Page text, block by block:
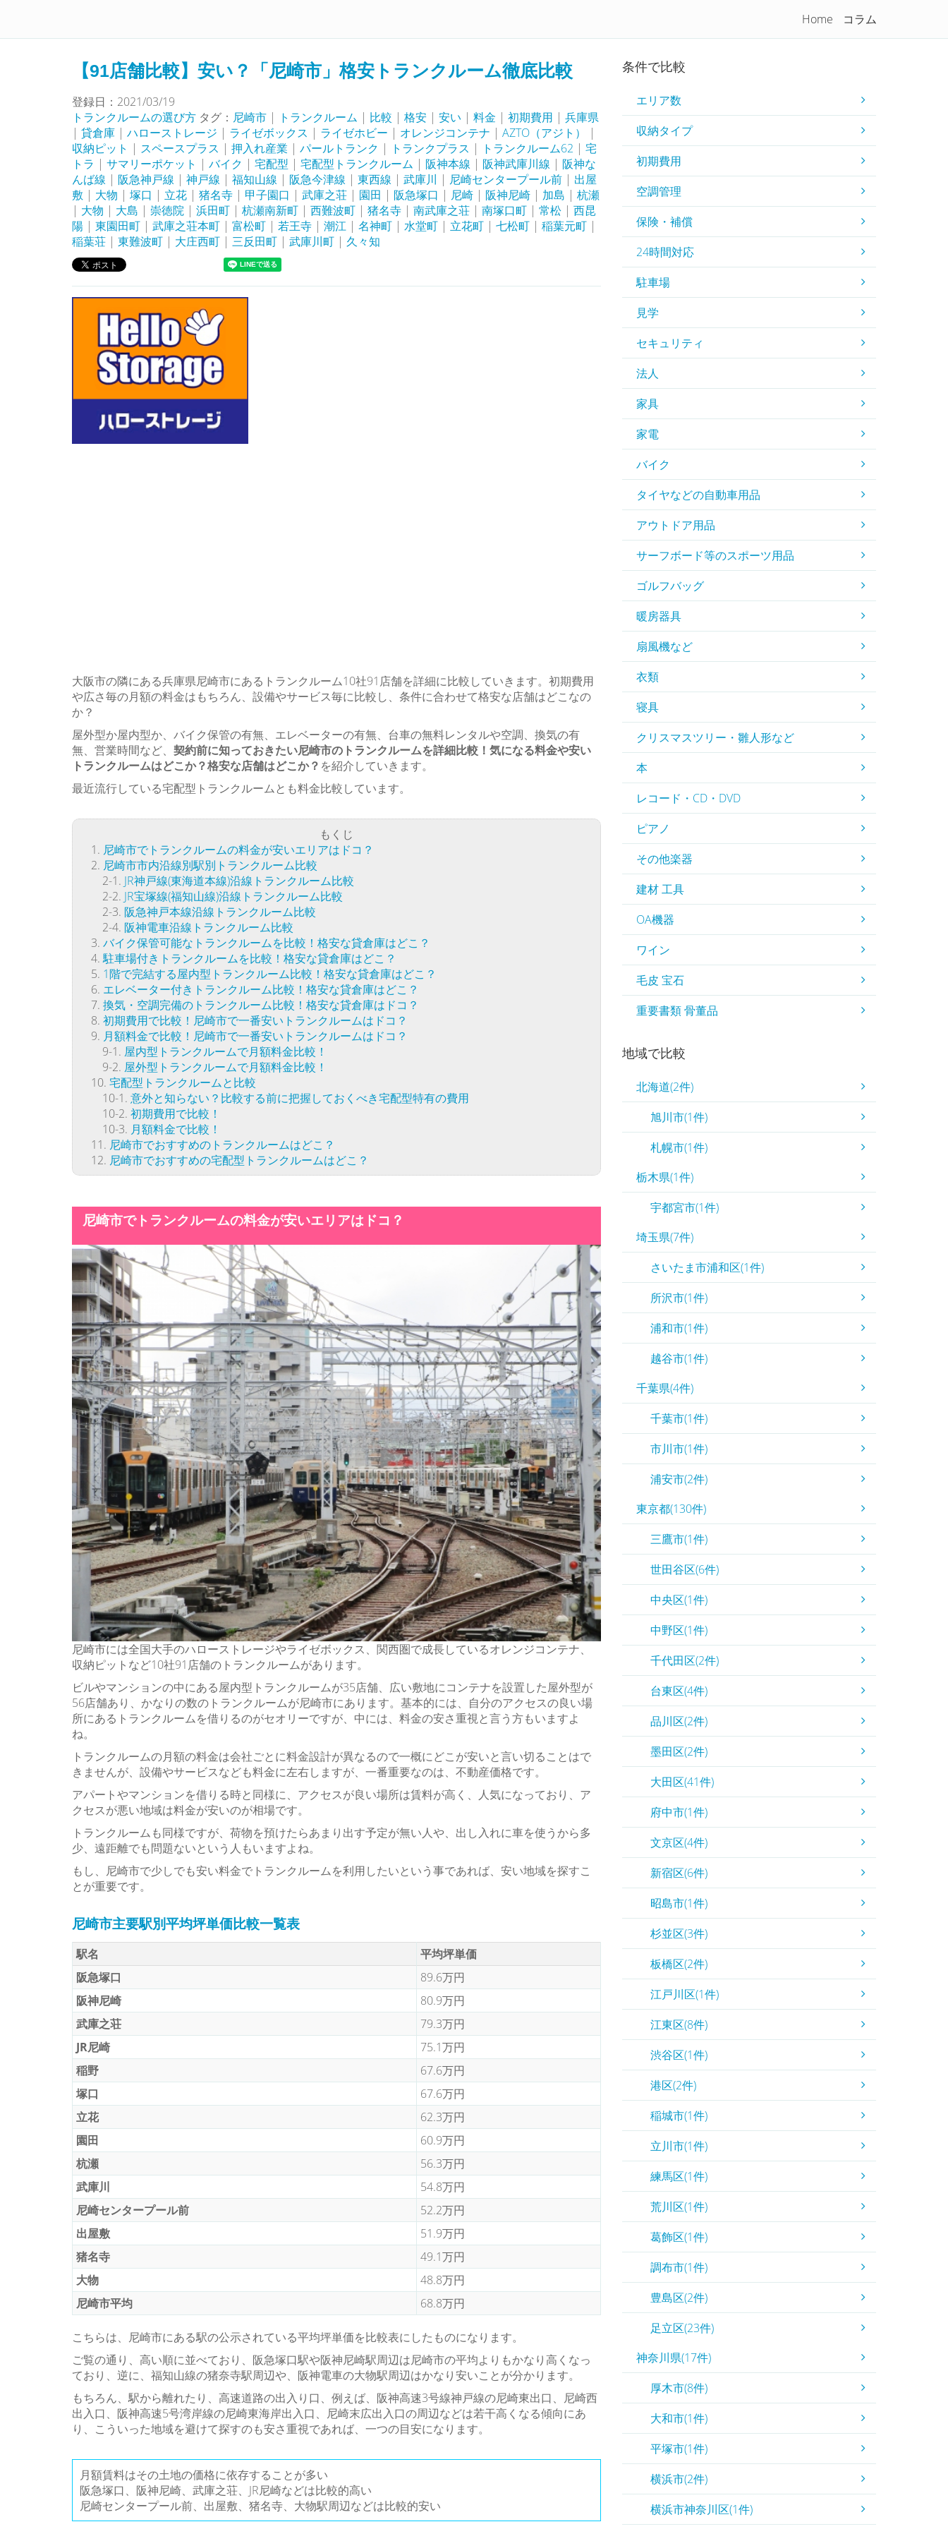
初めてのトランクルーム
Home コラム
【91店舗比較】安い？「尼崎市」格安トランクルーム徹底比較
登録日：2021/03/19
トランクルームの選び方 タグ： 尼崎市 | トランクルーム | 比較 | 格安 | 安い | 料金 | 初期費用 | 兵庫県
| 貸倉庫 | ハローストレージ | ライゼボックス | ライゼホビー | オレンジコンテナ | AZTO（アジト）
|
収納ピット | スペースプラス | 押入れ産業 | パールトランク | トランクプラス | トランクルーム62 | 宅
トラ | サマリーポケット | バイク | 宅配型 | 宅配型トランクルーム | 阪神本線 | 阪神武庫川線 | 阪神な
んば線 | 阪急神戸線 | 神戸線 | 福知山線 | 阪急今津線 | 東西線 | 武庫川 | 尼崎センタープール前 | 出屋
敷 | 大物 | 塚口 | 立花 | 猪名寺 | 甲子園口 | 武庫之荘 | 園田 | 阪急塚口 | 尼崎 | 阪神尼崎 | 加島 | 杭瀬
| 大物 | 大島 | 崇徳院 | 浜田町 | 杭瀬南新町 | 西難波町 | 猪名寺 | 南武庫之荘 | 南塚口町 | 常松 | 西昆
陽 | 東園田町 | 武庫之荘本町 | 富松町 | 若王寺 | 潮江 | 名神町 | 水堂町 | 立花町 | 七松町 | 稲葉元町 |
稲葉荘 | 東難波町 | 大庄西町 | 三反田町 | 武庫川町 | 久々知
大阪市の隣にある兵庫県尼崎市にあるトランクルーム10社91店舗を詳細に比較していきます。初期費用
や広さ毎の月額の料金はもちろん、設備やサービス毎に比較し、条件に合わせて格安な店舗はどこなの
か？
屋外型か屋内型か、バイク保管の有無、エレベーターの有無、台車の無料レンタルや空調、換気の有
無、営業時間など、 契約前に知っておきたい尼崎市のトランクルームを詳細比較！気になる料金や安い
トランクルームはどこか？格安な店舗はどこか？ を紹介していきます。
最近流行している宅配型トランクルームとも料金比較しています。
もくじ
尼崎市でトランクルームの料金が安いエリアはドコ？
尼崎市市内沿線別駅別トランクルーム比較
JR神戸線(東海道本線)沿線トランクルーム比較
JR宝塚線(福知山線)沿線トランクルーム比較
阪急神戸本線沿線トランクルーム比較
阪神電車沿線トランクルーム比較
バイク保管可能なトランクルームを比較！格安な貸倉庫はどこ？
駐車場付きトランクルームを比較！格安な貸倉庫はどこ？
1階で完結する屋内型トランクルーム比較！格安な貸倉庫はどこ？
エレベーター付きトランクルーム比較！格安な貸倉庫はどこ？
換気・空調完備のトランクルーム比較！格安な貸倉庫はドコ？
初期費用で比較！尼崎市で一番安いトランクルームはドコ？
月額料金で比較！尼崎市で一番安いトランクルームはドコ？
屋内型トランクルームで月額料金比較！
屋外型トランクルームで月額料金比較！
宅配型トランクルームと比較
意外と知らない？比較する前に把握しておくべき宅配型特有の費用
初期費用で比較！
月額料金で比較！
尼崎市でおすすめのトランクルームはどこ？
尼崎市でおすすめの宅配型トランクルームはどこ？
尼崎市でトランクルームの料金が安いエリアはドコ？
尼崎市には全国大手のハローストレージやライゼボックス、関西圏で成長しているオレンジコンテナ、
収納ピットなど10社91店舗のトランクルームがあります。
ビルやマンションの中にある屋内型トランクルームが35店舗、広い敷地にコンテナを設置した屋外型が
56店舗あり、かなりの数のトランクルームが尼崎市にあります。基本的には、自分のアクセスの良い場
所にあるトランクルームを借りるのがセオリーですが、中には、料金の安さ重視と言う方もいますよ
ね。
トランクルームの月額の料金は会社ごとに料金設計が異なるので一概にどこが安いと言い切ることはで
きませんが、設備やサービスなども料金に左右しますが、一番重要なのは、不動産価格です。
アパートやマンションを借りる時と同様に、アクセスが良い場所は賃料が高く、人気になっており、ア
クセスが悪い地域は料金が安いのが相場です。
トランクルームも同様ですが、荷物を預けたらあまり出す予定が無い人や、出し入れに車を使うから多
少、遠距離でも問題ないという人もいますよね。
もし、尼崎市で少しでも安い料金でトランクルームを利用したいという事であれば、安い地域を探すこ
とが重要です。
尼崎市主要駅別平均坪単価比較一覧表
駅名
平均坪単価
阪急塚口
89.6万円
阪神尼崎
80.9万円
武庫之荘
79.3万円
JR尼崎
75.1万円
稲野
67.6万円
塚口
67.6万円
立花
62.3万円
園田
60.9万円
杭瀬
56.3万円
武庫川
54.8万円
尼崎センタープール前
52.2万円
出屋敷
51.9万円
猪名寺
49.1万円
大物
48.8万円
尼崎市平均
68.8万円
こちらは、尼崎市にある駅の公示されている平均坪単価を比較表にしたものになります。
ご覧の通り、高い順に並べており、阪急塚口駅や阪神尼崎駅周辺は尼崎市の平均よりもかなり高くなっ
ており、逆に、福知山線の猪奈寺駅周辺や、阪神電車の大物駅周辺はかなり安いことが分かります。
もちろん、駅から離れたり、高速道路の出入り口、例えば、阪神高速3号線神戸線の尼崎東出口、尼崎西
出入口、阪神高速5号湾岸線の尼崎東海岸出入口、尼崎末広出入口の周辺などは若干高くなる傾向にあ
り、こういった地域を避けて探すのも安さ重視であれば、一つの目安になります。
月額賃料はその土地の価格に依存することが多い
阪急塚口、阪神尼崎、武庫之荘、JR尼崎などは比較的高い
尼崎センタープール前、出屋敷、猪名寺、大物駅周辺などは比較的安い
条件で比較
エリア数
収納タイプ
初期費用
空調管理
保険・補償
24時間対応
駐車場
見学
セキュリティ
法人
家具
家電
バイク
タイヤなどの自動車用品
アウトドア用品
サーフボード等のスポーツ用品
ゴルフバッグ
暖房器具
扇風機など
衣類
寝具
クリスマスツリー・雛人形など
本
レコード・CD・DVD
ピアノ
その他楽器
建材 工具
OA機器
ワイン
毛皮 宝石
重要書類 骨董品
地域で比較
北海道(2件)
旭川市(1件)
札幌市(1件)
栃木県(1件)
宇都宮市(1件)
埼玉県(7件)
さいたま市浦和区(1件)
所沢市(1件)
浦和市(1件)
越谷市(1件)
千葉県(4件)
千葉市(1件)
市川市(1件)
浦安市(2件)
東京都(130件)
三鷹市(1件)
世田谷区(6件)
中央区(1件)
中野区(1件)
千代田区(2件)
台東区(4件)
品川区(2件)
墨田区(2件)
大田区(41件)
府中市(1件)
文京区(4件)
新宿区(6件)
昭島市(1件)
杉並区(3件)
板橋区(2件)
江戸川区(1件)
江東区(8件)
渋谷区(1件)
港区(2件)
稲城市(1件)
立川市(1件)
練馬区(1件)
荒川区(1件)
葛飾区(1件)
調布市(1件)
豊島区(2件)
足立区(23件)
神奈川県(17件)
厚木市(8件)
大和市(1件)
平塚市(1件)
横浜市(2件)
横浜市神奈川区(1件)